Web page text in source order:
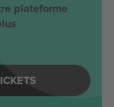
plateforme